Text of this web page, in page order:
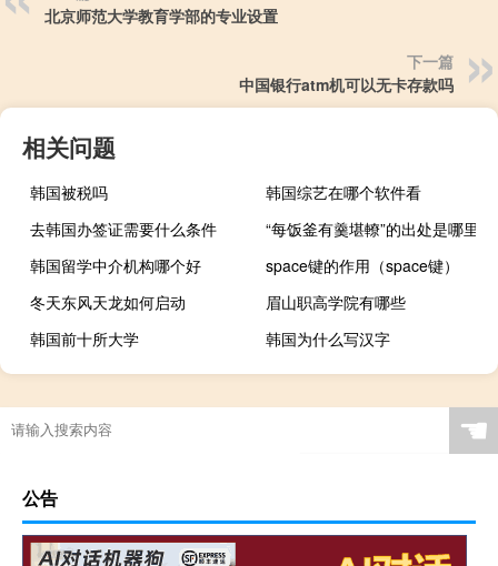
北京师范大学教育学部的专业设置
下一篇
中国银行atm机可以无卡存款吗
相关问题
韩国被税吗
韩国综艺在哪个软件看
去韩国办签证需要什么条件
“每饭釜有羹堪轑”的出处是哪里
韩国留学中介机构哪个好
space键的作用（space键）
冬天东风天龙如何启动
眉山职高学院有哪些
韩国前十所大学
韩国为什么写汉字
☚
公告